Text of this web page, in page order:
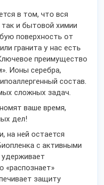
в том, что вся
так и бытовой химии
поверхность от
гранита у нас есть
преимущество
Ионы серебра,
состав.
сложных задач.
ваше время,
дел!
на ней остается
с активными
«распознает»
защиту